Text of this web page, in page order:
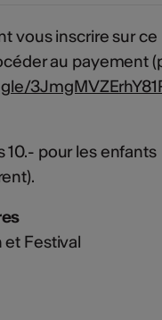
vous inscrire sur ce
au payement
10.- pour les enfants
et Festival